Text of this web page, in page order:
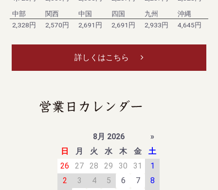
中部
2,328円
関西
2,570円
中国
2,691円
四国
2,691円
九州
2,933円
沖縄
4,645円
詳しくはこちら
8月 2026
»
日
月 火 水 木 金
土
26
27 28 29 30 31
1
2
3 4 5 6 7
8